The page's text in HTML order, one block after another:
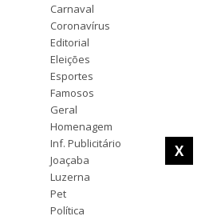
X
Carnaval
Coronavírus
Editorial
Eleições
Esportes
Famosos
Geral
Homenagem
Inf. Publicitário
Joaçaba
Luzerna
Pet
Política